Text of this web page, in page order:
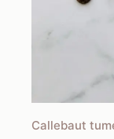
Callebaut